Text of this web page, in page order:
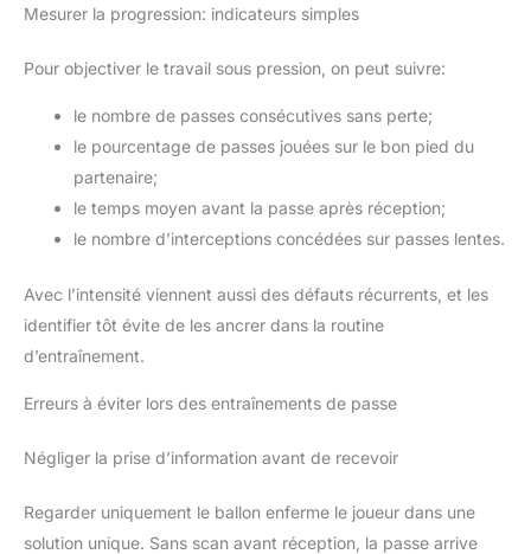
CADEAU IDÉAL: Vous pouvez offrir des gilets de football à vos
apporter beaucoup de commodité et améliorer votre relation.
Mesurer la progression: indicateurs simples
Pour objectiver le travail sous pression, on peut suivre:
le nombre de passes consécutives sans perte;
le pourcentage de passes jouées sur le bon pied du
partenaire;
le temps moyen avant la passe après réception;
le nombre d’interceptions concédées sur passes lentes.
Avec l’intensité viennent aussi des défauts récurrents, et les
identifier tôt évite de les ancrer dans la routine
d’entraînement.
Erreurs à éviter lors des entraînements de passe
Négliger la prise d’information avant de recevoir
Regarder uniquement le ballon enferme le joueur dans une
solution unique. Sans scan avant réception, la passe arrive